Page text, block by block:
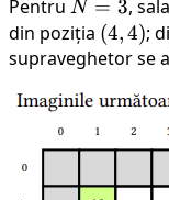
Pentru N
=
3
N = 3,
din poziția (4,
4)
(4,4);
supraveghetor se